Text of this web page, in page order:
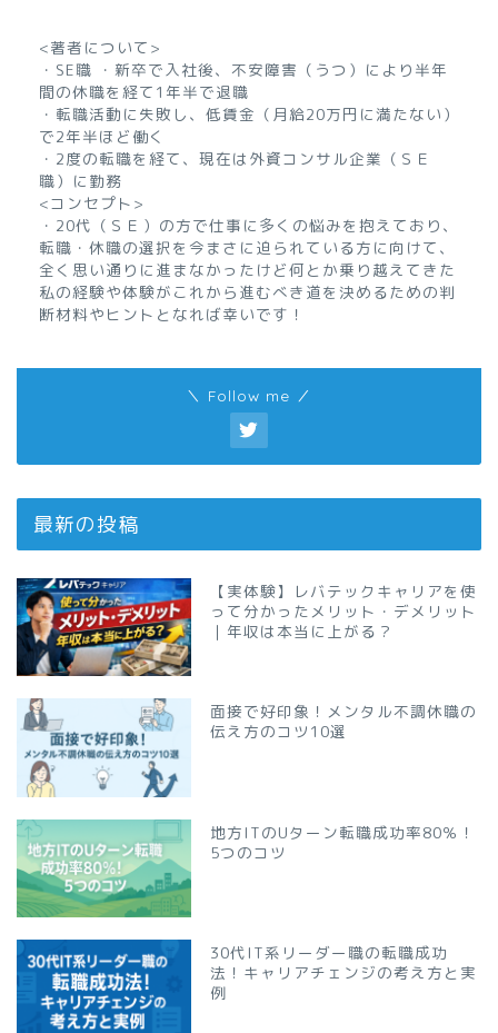
<著者について>
・SE職 ・新卒で入社後、不安障害（うつ）により半年
間の休職を経て1年半で退職
・転職活動に失敗し、低賃金（月給20万円に満たない）
で2年半ほど働く
・2度の転職を経て、現在は外資コンサル企業（ＳＥ
職）に勤務
<コンセプト>
・20代（ＳＥ）の方で仕事に多くの悩みを抱えており、
転職・休職の選択を今まさに迫られている方に向けて、
全く思い通りに進まなかったけど何とか乗り越えてきた
私の経験や体験がこれから進むべき道を決めるための判
断材料やヒントとなれば幸いです！
＼ Follow me ／
最新の投稿
【実体験】レバテックキャリアを使
って分かったメリット・デメリット
｜年収は本当に上がる？
面接で好印象！メンタル不調休職の
伝え方のコツ10選
地方ITのUターン転職成功率80％！
5つのコツ
30代IT系リーダー職の転職成功
法！キャリアチェンジの考え方と実
例